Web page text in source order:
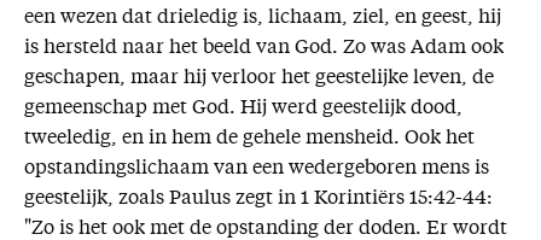
een wezen dat drieledig is, lichaam, ziel, en geest, hij
is hersteld naar het beeld van God. Zo was Adam ook
geschapen, maar hij verloor het geestelijke leven, de
gemeenschap met God. Hij werd geestelijk dood,
tweeledig, en in hem de gehele mensheid. Ook het
opstandingslichaam van een wedergeboren mens is
geestelijk, zoals Paulus zegt in 1 Korintiërs 15:42-44:
"Zo is het ook met de opstanding der doden. Er wordt